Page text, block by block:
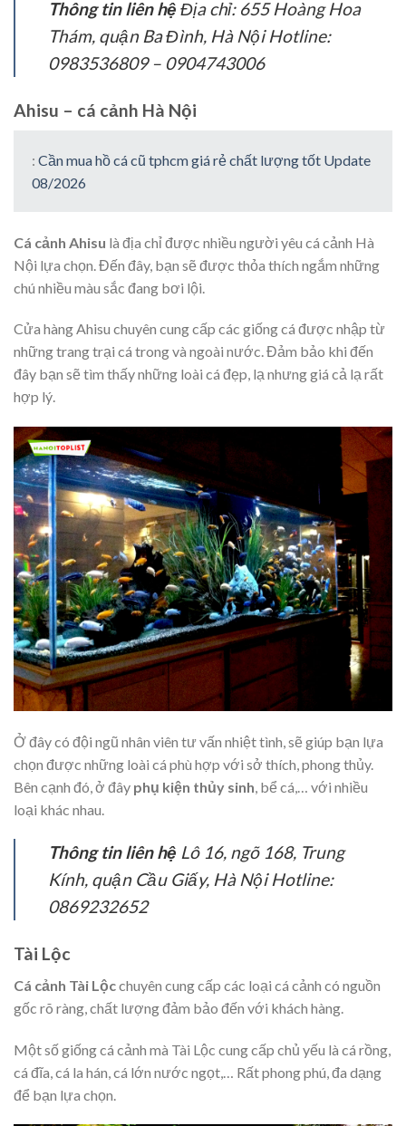
Thông tin liên hệ Địa chỉ: 655 Hoàng Hoa
Thám, quận Ba Đình, Hà Nội Hotline:
0983536809 – 0904743006
Ahisu – cá cảnh Hà Nội
: Cần mua hồ cá cũ tphcm giá rẻ chất lượng tốt Update
08/2026
Cá cảnh Ahisu là địa chỉ được nhiều người yêu cá cảnh Hà
Nội lựa chọn. Đến đây, bạn sẽ được thỏa thích ngắm những
chú nhiều màu sắc đang bơi lội.
Cửa hàng Ahisu chuyên cung cấp các giống cá được nhập từ
những trang trại cá trong và ngoài nước. Đảm bảo khi đến
đây bạn sẽ tìm thấy những loài cá đẹp, lạ nhưng giá cả lạ rất
hợp lý.
Ở đây có đội ngũ nhân viên tư vấn nhiệt tình, sẽ giúp bạn lựa
chọn được những loài cá phù hợp với sở thích, phong thủy.
Bên cạnh đó, ở đây phụ kiện thủy sinh , bể cá,… với nhiều
loại khác nhau.
Thông tin liên hệ Lô 16, ngõ 168, Trung
Kính, quận Cầu Giấy, Hà Nội Hotline:
0869232652
Tài Lộc
Cá cảnh Tài Lộcchuyên cung cấp các loại cá cảnh có nguồn
gốc rõ ràng, chất lượng đảm bảo đến với khách hàng.
Một số giống cá cảnh mà Tài Lộc cung cấp chủ yếu là cá rồng,
cá đĩa, cá la hán, cá lớn nước ngọt,… Rất phong phú, đa dạng
để bạn lựa chọn.